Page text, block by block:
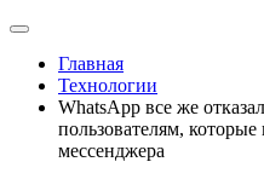
Главная
Технологии
WhatsApp все же
пользователям,
мессенджера